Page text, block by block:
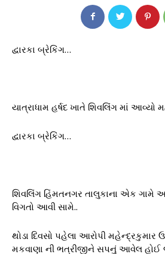
દ્વારકા બ્રેકિંગ…
યાત્રાધામ હર્ષદ ખાતે શિવલિંગ માં આવ્યો
દ્વારકા બ્રેકિંગ…
શિવલિંગ હિંમતનગર તાલુકાના એક ગામે
વિગતો આવી સામે..
થોડા દિવસો પહેલા આરોપી મહેન્દ્રકુમાર
મકવાણા ની ભત્રીજીને સપનું આવેલ